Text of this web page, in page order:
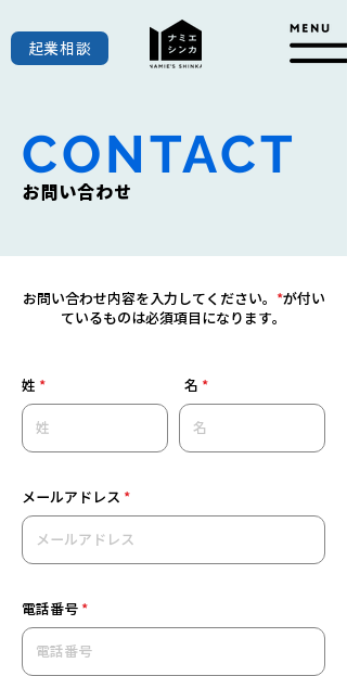
起業相談
CONTACT
お問い合わせ
お問い合わせ内容を入力してください。 *が付い
ているものは必須項目になります。
​姓 * 名 *
メールアドレス *
電話番号 *